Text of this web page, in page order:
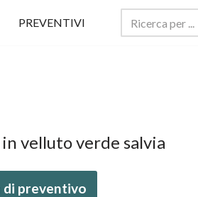
PREVENTIVI
velluto verde salvia
preventivo